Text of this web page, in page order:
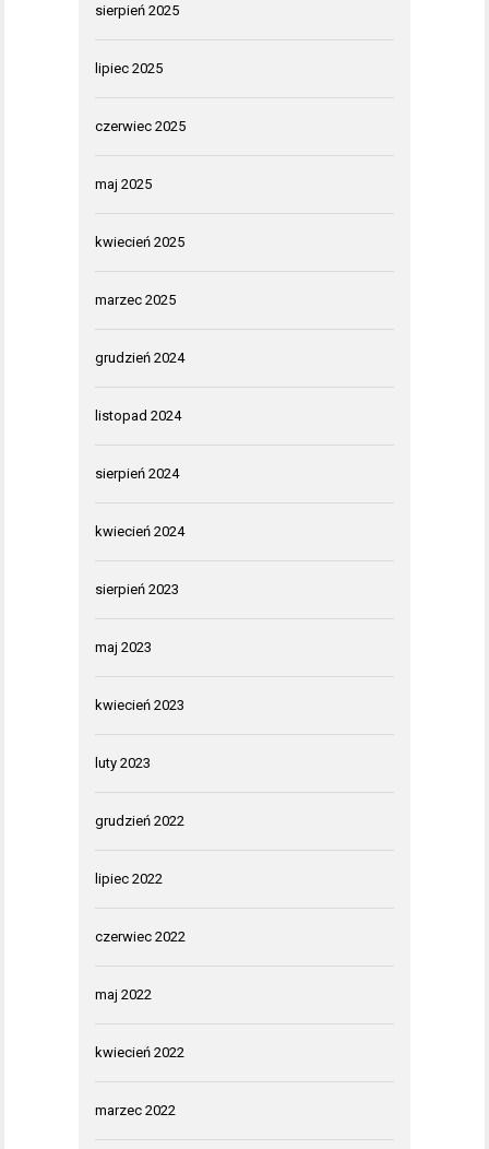
sierpień 2025
lipiec 2025
czerwiec 2025
maj 2025
kwiecień 2025
marzec 2025
grudzień 2024
listopad 2024
sierpień 2024
kwiecień 2024
sierpień 2023
maj 2023
kwiecień 2023
luty 2023
grudzień 2022
lipiec 2022
czerwiec 2022
maj 2022
kwiecień 2022
marzec 2022